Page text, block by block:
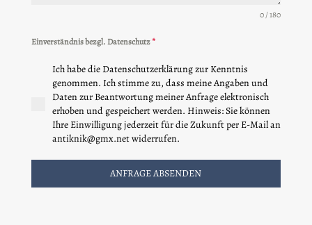
0 / 180
Einverständnis bezgl. Datenschutz*
Ich habe die Datenschutzerklärung zur Kenntnis
genommen. Ich stimme zu, dass meine Angaben und
Daten zur Beantwortung meiner Anfrage elektronisch
erhoben und gespeichert werden. Hinweis: Sie können
Ihre Einwilligung jederzeit für die Zukunft per E-Mail an
antiknik@gmx.net widerrufen.
ANFRAGE ABSENDEN